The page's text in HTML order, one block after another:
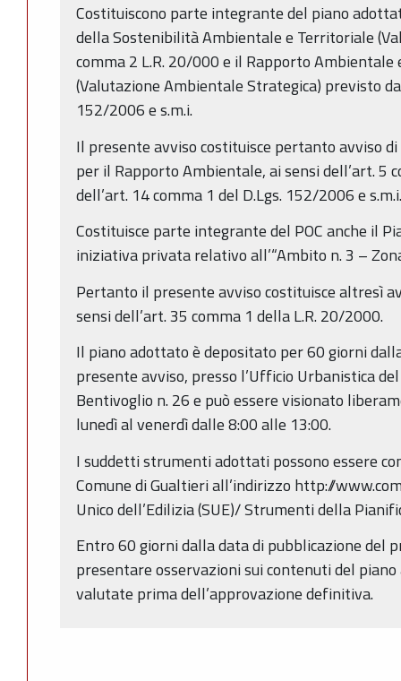
Costituiscono parte integrante del piano
della Sostenibilità Ambientale e Territoriale
comma 2 L.R. 20/000 e il Rapporto
(Valutazione Ambientale Strategica) previsto
152/2006 e s.m.i.
Il presente avviso costituisce pertanto avviso di
per il Rapporto Ambientale, ai sensi dell’art. 5
dell’art. 14 comma 1 del D.Lgs. 152/2006 e s.m.i.
Costituisce parte integrante del POC anche il
iniziativa privata relativo all’“Ambito n. 3 –
Pertanto il presente avviso costituisce altresì
sensi dell’art. 35 comma 1 della L.R. 20/2000.
Il piano adottato è depositato per 60 giorni
presente avviso, presso l’Ufficio Urbanistica
Bentivoglio n. 26 e può essere visionato
lunedì al venerdì dalle 8:00 alle 13:00.
I suddetti strumenti adottati possono essere
Comune di Gualtieri all’indirizzo http://
Unico dell’Edilizia (SUE)/ Strumenti della
Entro 60 giorni dalla data di pubblicazione del
presentare osservazioni sui contenuti del
valutate prima dell’approvazione definitiva.